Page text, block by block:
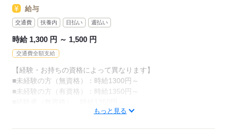
専門的なこともお任せしていきます。
（食事・入浴・お手洗いのサポートなど）
きちんと経験を積めば、
あなたもはじめてみませんか？
応募する
スクールもありますし、
働ける職場をご紹介するなど、
介護未経験の方を全力でバックアップします！
もちろん経験者の方や、
介護福祉士、ケアマネージャー、
介護職員初任者研修等の資格保有者の方も大歓迎！
給与
交通費 扶養内 日払い 週払い
時給 1,300 円 ～ 1,500 円
交通費全額支給
【経験・お持ちの資格によって異なります】
■未経験の方（無資格）：時給1300円～
■未経験の方（有資格）：時給1350円～
■経験者（有資格）：時給1450円～
もっと見る